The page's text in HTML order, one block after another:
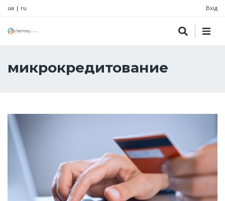
ua | ru Вхід
микрокредитование